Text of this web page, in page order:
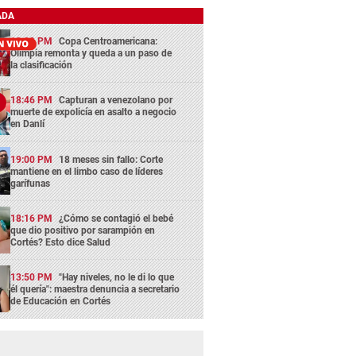
13:29 PM Copa Centroamericana:
Olimpia remonta y queda a un paso de
la clasificación
18:46 PM Capturan a venezolano por
muerte de expolicía en asalto a negocio
en Danlí
19:00 PM 18 meses sin fallo: Corte
mantiene en el limbo caso de líderes
garífunas
18:16 PM ¿Cómo se contagió el bebé
que dio positivo por sarampión en
Cortés? Esto dice Salud
13:50 PM "Hay niveles, no le di lo que
él quería": maestra denuncia a secretario
de Educación en Cortés